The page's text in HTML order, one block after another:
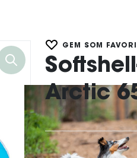
GEM SOM
Arctic
SporttiPomppa er